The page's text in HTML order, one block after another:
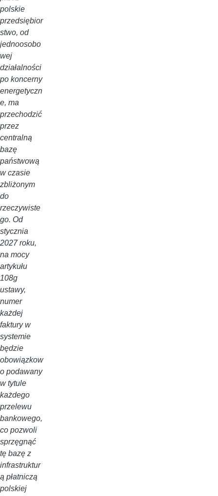
polskie
przedsiębior
stwo, od
jednoosobo
wej
działalności
po koncerny
energetyczn
e, ma
przechodzić
przez
centralną
bazę
państwową
w czasie
zbliżonym
do
rzeczywiste
go. Od
stycznia
2027 roku,
na mocy
artykułu
108g
ustawy,
numer
każdej
faktury w
systemie
będzie
obowiązkow
o podawany
w tytule
każdego
przelewu
bankowego,
co pozwoli
sprzęgnąć
tę bazę z
infrastruktur
ą płatniczą
polskiej